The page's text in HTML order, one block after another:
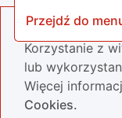
Przejdź do
Nasza strona
Korzystanie z
lub
Więcej
Cookies.